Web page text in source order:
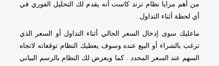
من أهم مزايا نظام ترند كاست أنه يقدم لك التحليل الفوري في
أي لحظة أثناء التداول.
ماعليك سوى إدخال السعر الحالي أثناء التداول أو السعر الذي
ترغب بالشراء أو البيع عنده وسوف يعطيك النظام توقعاته لاتجاه
السهم عند السعر المحدد . كما ويعرض لك النظام بالرسم البياني